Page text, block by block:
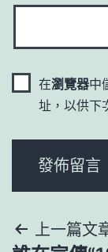
在瀏覽器中
址，以供下
文上一篇文